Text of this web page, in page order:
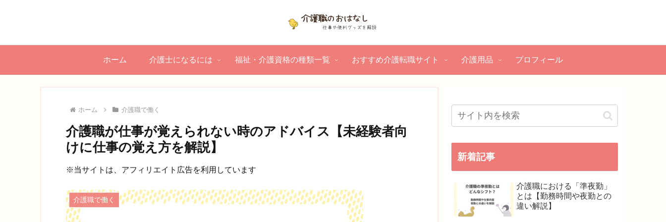
ホーム 介護士になるには 福祉・介護資格の種類一覧 おすすめ介護転職サイト 介護用品 プロフィール
ホーム 介護職で働く
介護職が仕事が覚えられない時のアドバイス【未経験者向
けに仕事の覚え方を解説】
※当サイトは、アフィリエイト広告を利用しています
介護職で働く
新着記事
介護職における「準夜勤」
とは【勤務時間や夜勤との
違い解説】